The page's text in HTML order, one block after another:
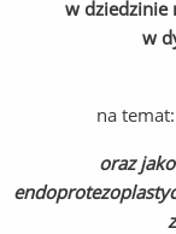
w dziedzinie
w
na temat:
oraz